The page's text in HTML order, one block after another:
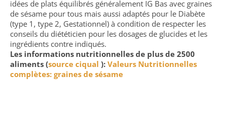
idées de plats équilibrés généralement IG Bas avec graines
de sésame pour tous mais aussi adaptés pour le Diabète
(type 1, type 2, Gestationnel) à condition de respecter les
conseils du diététicien pour les dosages de glucides et les
ingrédients contre indiqués.
Les informations nutritionnelles de plus de 2500
aliments (source ciqual ): Valeurs Nutritionnelles
complètes: graines de sésame